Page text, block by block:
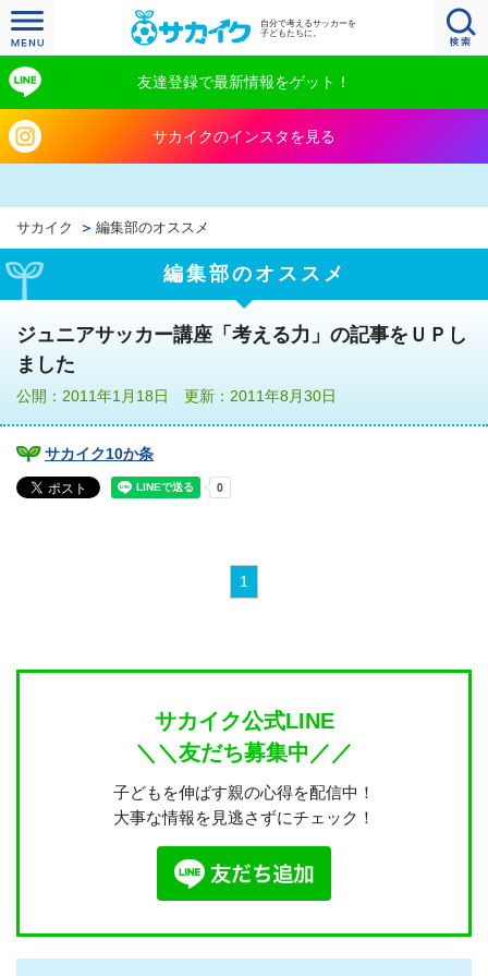
自分で考えるサッカーを
子どもたちに。
友達登録で最新情報をゲット！
サカイクのインスタを見る
サカイク 編集部のオススメ
編集部のオススメ
ジュニアサッカー講座「考える力」の記事をＵＰし
ました
公開：2011年1月18日 更新：2011年8月30日
サカイク10か条
1
サカイク公式LINE
＼＼友だち募集中／／
子どもを伸ばす親の心得を配信中！
大事な情報を見逃さずにチェック！